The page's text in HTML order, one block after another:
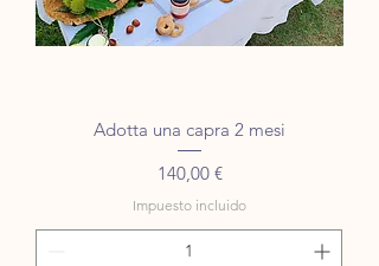
Adotta una capra 2 mesi
Precio
140,00 €
Impuesto incluido